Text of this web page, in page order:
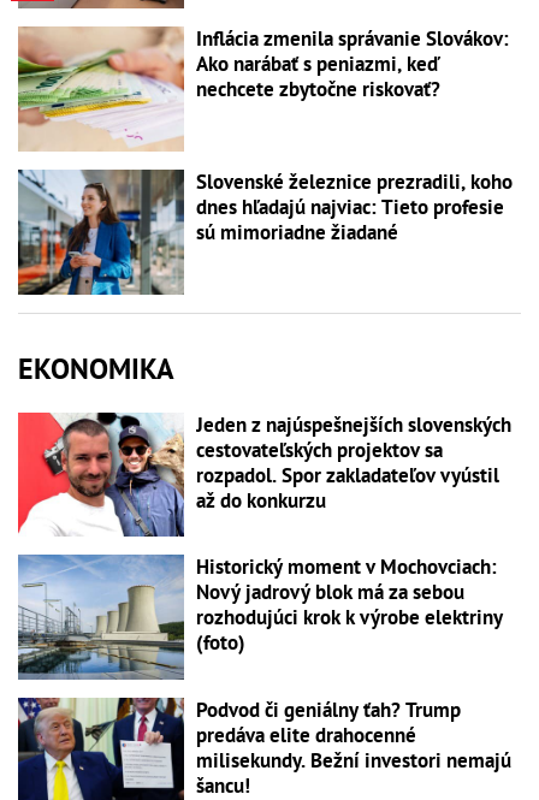
Inflácia zmenila správanie Slovákov:
Ako narábať s peniazmi, keď
nechcete zbytočne riskovať?
Slovenské železnice prezradili, koho
dnes hľadajú najviac: Tieto profesie
sú mimoriadne žiadané
EKONOMIKA
Jeden z najúspešnejších slovenských
cestovateľských projektov sa
rozpadol. Spor zakladateľov vyústil
až do konkurzu
Historický moment v Mochovciach:
Nový jadrový blok má za sebou
rozhodujúci krok k výrobe elektriny
(foto)
Podvod či geniálny ťah? Trump
predáva elite drahocenné
milisekundy. Bežní investori nemajú
šancu!